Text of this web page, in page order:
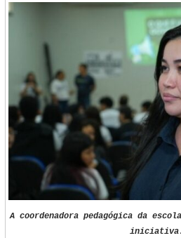
A coordenadora pedagógica da
iniciativa.